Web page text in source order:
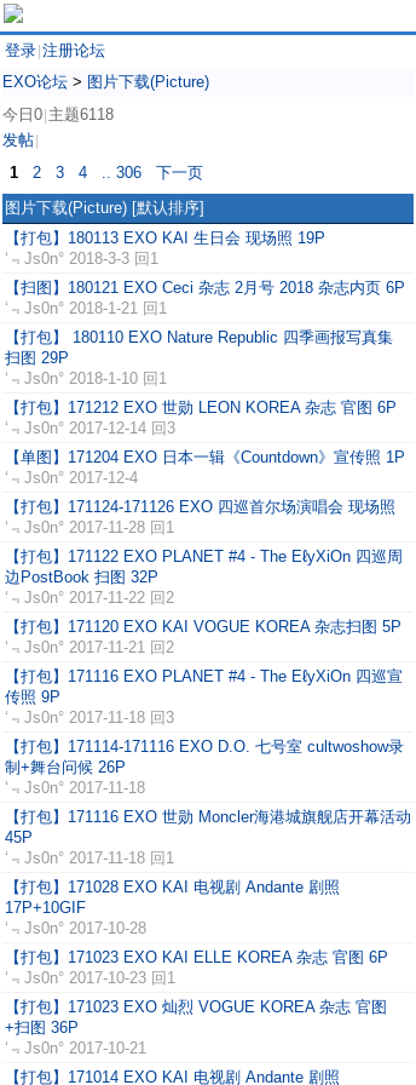
登录 注册论坛
EXO论坛 > 图片下载(Picture)
今日0 主题6118
发帖
1 2 3 4 .. 306
下一页
图片下载(Picture) [默认排序]
【打包】180113 EXO KAI 生日会 现场照 19P
‘﹃Js0n° 2018-3-3 回1
【扫图】180121 EXO Ceci 杂志 2月号 2018 杂志内页 6P
‘﹃Js0n° 2018-1-21 回1
【打包】 180110 EXO Nature Republic 四季画报写真集
扫图 29P
‘﹃Js0n° 2018-1-10 回1
【打包】171212 EXO 世勋 LEON KOREA 杂志 官图 6P
‘﹃Js0n° 2017-12-14 回3
【单图】171204 EXO 日本一辑《Countdown》宣传照 1P
‘﹃Js0n° 2017-12-4
【打包】171124-171126 EXO 四巡首尔场演唱会 现场照
‘﹃Js0n° 2017-11-28 回1
【打包】171122 EXO PLANET #4 - The EℓyXiOn 四巡周
边PostBook 扫图 32P
‘﹃Js0n° 2017-11-22 回2
【打包】171120 EXO KAI VOGUE KOREA 杂志扫图 5P
‘﹃Js0n° 2017-11-21 回2
【打包】171116 EXO PLANET #4 - The EℓyXiOn 四巡宣
传照 9P
‘﹃Js0n° 2017-11-18 回3
【打包】171114-171116 EXO D.O. 七号室 cultwoshow录
制+舞台问候 26P
‘﹃Js0n° 2017-11-18
【打包】171116 EXO 世勋 Moncler海港城旗舰店开幕活动
45P
‘﹃Js0n° 2017-11-18 回1
【打包】171028 EXO KAI 电视剧 Andante 剧照
17P+10GIF
‘﹃Js0n° 2017-10-28
【打包】171023 EXO KAI ELLE KOREA 杂志 官图 6P
‘﹃Js0n° 2017-10-23 回1
【打包】171023 EXO 灿烈 VOGUE KOREA 杂志 官图
+扫图 36P
‘﹃Js0n° 2017-10-21
【打包】171014 EXO KAI 电视剧 Andante 剧照